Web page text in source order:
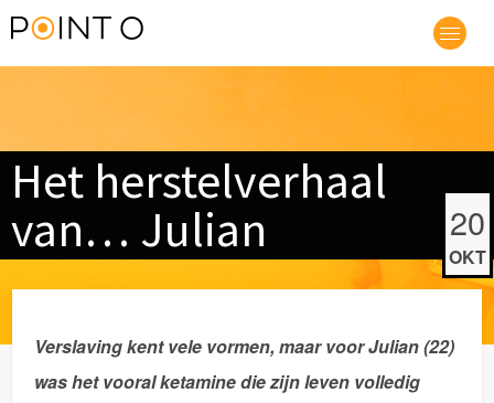
Het herstelverhaal
van… Julian
20
OKT
Verslaving kent vele vormen, maar voor Julian (22)
was het vooral ketamine die zijn leven volledig